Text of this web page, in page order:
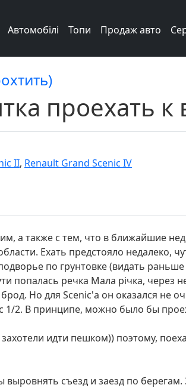
Автомобілі Топи Продаж авто
проехать к
II, Renault Grand Scenic IV
а также с тем, что в ближайшие
Ехать предстояло
по грунтовке (видать
попалась речка Мала річка, через
Но для Scenic'а он оказался не
2. В принципе, можно было бы
идти пешком)) поэтому,
съезд и заезд по